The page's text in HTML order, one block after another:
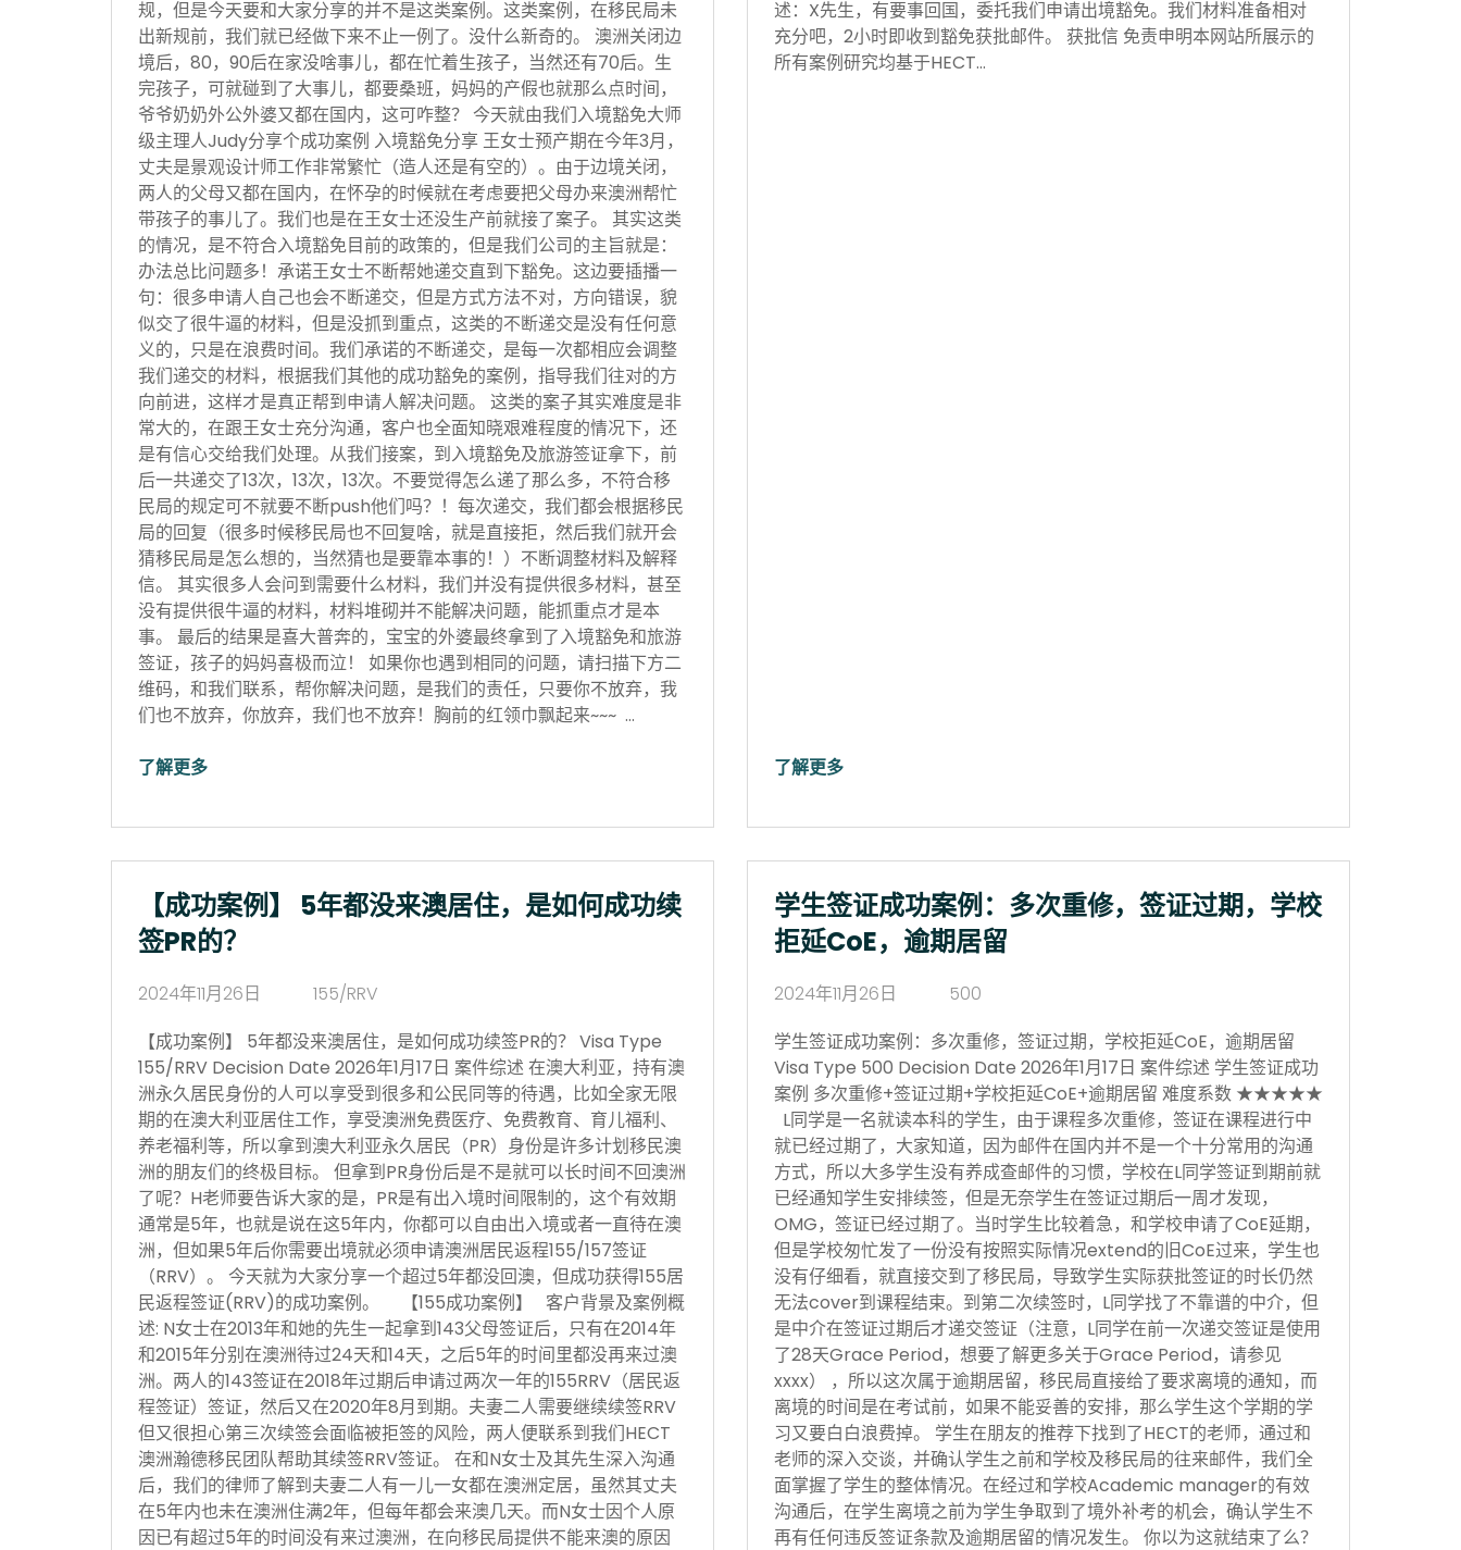
规，但是今天要和大家分享的并不是这类案例。这类案例，在移民局未
出新规前，我们就已经做下来不止一例了。没什么新奇的。 澳洲关闭边
境后，80，90后在家没啥事儿，都在忙着生孩子，当然还有70后。生
完孩子，可就碰到了大事儿，都要桑班，妈妈的产假也就那么点时间，
爷爷奶奶外公外婆又都在国内，这可咋整？ 今天就由我们入境豁免大师
级主理人Judy分享个成功案例 入境豁免分享 王女士预产期在今年3月，
丈夫是景观设计师工作非常繁忙（造人还是有空的）。由于边境关闭，
两人的父母又都在国内，在怀孕的时候就在考虑要把父母办来澳洲帮忙
带孩子的事儿了。我们也是在王女士还没生产前就接了案子。 其实这类
的情况，是不符合入境豁免目前的政策的，但是我们公司的主旨就是：
办法总比问题多！承诺王女士不断帮她递交直到下豁免。这边要插播一
句：很多申请人自己也会不断递交，但是方式方法不对，方向错误，貌
似交了很牛逼的材料，但是没抓到重点，这类的不断递交是没有任何意
义的，只是在浪费时间。我们承诺的不断递交，是每一次都相应会调整
我们递交的材料，根据我们其他的成功豁免的案例，指导我们往对的方
向前进，这样才是真正帮到申请人解决问题。 这类的案子其实难度是非
常大的，在跟王女士充分沟通，客户也全面知晓艰难程度的情况下，还
是有信心交给我们处理。从我们接案，到入境豁免及旅游签证拿下，前
后一共递交了13次，13次，13次。不要觉得怎么递了那么多，不符合移
民局的规定可不就要不断push他们吗？！每次递交，我们都会根据移民
局的回复（很多时候移民局也不回复啥，就是直接拒，然后我们就开会
猜移民局是怎么想的，当然猜也是要靠本事的！）不断调整材料及解释
信。 其实很多人会问到需要什么材料，我们并没有提供很多材料，甚至
没有提供很牛逼的材料，材料堆砌并不能解决问题，能抓重点才是本
事。 最后的结果是喜大普奔的，宝宝的外婆最终拿到了入境豁免和旅游
签证，孩子的妈妈喜极而泣！ 如果你也遇到相同的问题，请扫描下方二
维码，和我们联系，帮你解决问题，是我们的责任，只要你不放弃，我
们也不放弃，你放弃，我们也不放弃！胸前的红领巾飘起来~~~ …
了解更多
述：X先生，有要事回国，委托我们申请出境豁免。我们材料准备相对
充分吧，2小时即收到豁免获批邮件。 获批信 免责申明本网站所展示的
所有案例研究均基于HECT…
了解更多
【成功案例】 5年都没来澳居住，是如何成功续
签PR的？
2024年11月26日
155/RRV
【成功案例】 5年都没来澳居住，是如何成功续签PR的？ Visa Type
155/RRV Decision Date 2026年1月17日 案件综述 在澳大利亚，持有澳
洲永久居民身份的人可以享受到很多和公民同等的待遇，比如全家无限
期的在澳大利亚居住工作，享受澳洲免费医疗、免费教育、育儿福利、
养老福利等，所以拿到澳大利亚永久居民（PR）身份是许多计划移民澳
洲的朋友们的终极目标。 但拿到PR身份后是不是就可以长时间不回澳洲
了呢？H老师要告诉大家的是，PR是有出入境时间限制的，这个有效期
通常是5年，也就是说在这5年内，你都可以自由出入境或者一直待在澳
洲，但如果5年后你需要出境就必须申请澳洲居民返程155/157签证
（RRV）。 今天就为大家分享一个超过5年都没回澳，但成功获得155居
民返程签证(RRV)的成功案例。 【155成功案例】 客户背景及案例概
述: N女士在2013年和她的先生一起拿到143父母签证后，只有在2014年
和2015年分别在澳洲待过24天和14天，之后5年的时间里都没再来过澳
洲。两人的143签证在2018年过期后申请过两次一年的155RRV（居民返
程签证）签证，然后又在2020年8月到期。夫妻二人需要继续续签RRV
但又很担心第三次续签会面临被拒签的风险，两人便联系到我们HECT
澳洲瀚德移民团队帮助其续签RRV签证。 在和N女士及其先生深入沟通
后，我们的律师了解到夫妻二人有一儿一女都在澳洲定居，虽然其丈夫
在5年内也未在澳洲住满2年，但每年都会来澳几天。而N女士因个人原
因已有超过5年的时间没有来过澳洲，在向移民局提供不能来澳的原因
学生签证成功案例：多次重修，签证过期，学校
拒延CoE，逾期居留
2024年11月26日
500
学生签证成功案例：多次重修，签证过期，学校拒延CoE，逾期居留
Visa Type 500 Decision Date 2026年1月17日 案件综述 学生签证成功
案例 多次重修+签证过期+学校拒延CoE+逾期居留 难度系数 ★★★★★
L同学是一名就读本科的学生，由于课程多次重修，签证在课程进行中
就已经过期了，大家知道，因为邮件在国内并不是一个十分常用的沟通
方式，所以大多学生没有养成查邮件的习惯，学校在L同学签证到期前就
已经通知学生安排续签，但是无奈学生在签证过期后一周才发现，
OMG，签证已经过期了。当时学生比较着急，和学校申请了CoE延期，
但是学校匆忙发了一份没有按照实际情况extend的旧CoE过来，学生也
没有仔细看，就直接交到了移民局，导致学生实际获批签证的时长仍然
无法cover到课程结束。到第二次续签时，L同学找了不靠谱的中介，但
是中介在签证过期后才递交签证（注意，L同学在前一次递交签证是使用
了28天Grace Period，想要了解更多关于Grace Period，请参见
xxxx） ，所以这次属于逾期居留，移民局直接给了要求离境的通知，而
离境的时间是在考试前，如果不能妥善的安排，那么学生这个学期的学
习又要白白浪费掉。 学生在朋友的推荐下找到了HECT的老师，通过和
老师的深入交谈，并确认学生之前和学校及移民局的往来邮件，我们全
面掌握了学生的整体情况。在经过和学校Academic manager的有效
沟通后，在学生离境之前为学生争取到了境外补考的机会，确认学生不
再有任何违反签证条款及逾期居留的情况发生。 你以为这就结束了么？